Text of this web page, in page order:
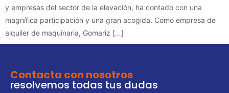
y empresas del sector de la elevación, ha contado con una
magnífica participación y una gran acogida. Como empresa de
alquiler de maquinaria, Gomariz […]
Contacta con nosotros
resolvemos todas tus dudas